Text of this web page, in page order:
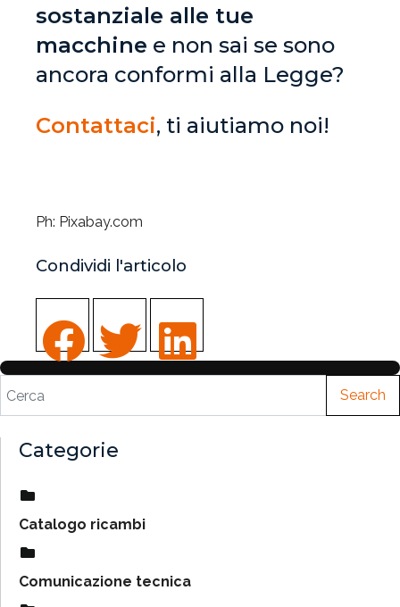
sostanziale alle tue
macchine e non sai se sono
ancora conformi alla Legge?
Contattaci, ti aiutiamo noi!
Ph: Pixabay.com
Condividi l'articolo
Search
Categorie
Catalogo ricambi
Comunicazione tecnica